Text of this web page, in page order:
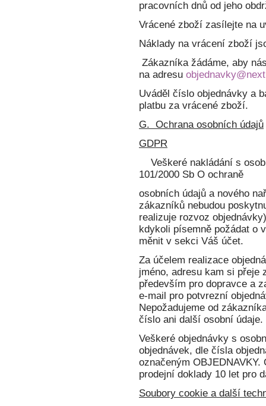
pracovních dnů od jeho
Vrácené zboží zasílejte na
Náklady na vrácení zboží
Zákazníka žádáme, aby
na adresu
Uváděl číslo objednávky a
platbu za vrácené zboží.
G. Ochrana osobních údajů
GDPR
Veškeré nakládání s
101/2000 Sb O ochraně
osobních údajů a nového
zákazníků nebudou
realizuje rozvoz
kdykoli písemně požádat o
měnit v sekci Váš účet.
Za účelem realizace
jméno, adresu kam si přeje
především pro dopravce a
e-mail pro potvrezní
Nepožadujeme od
číslo ani další osobní údaje.
Veškeré objednávky s
objednávek, dle čísla
označeným
prodejní doklady 10 let pro
Soubory cookie a další